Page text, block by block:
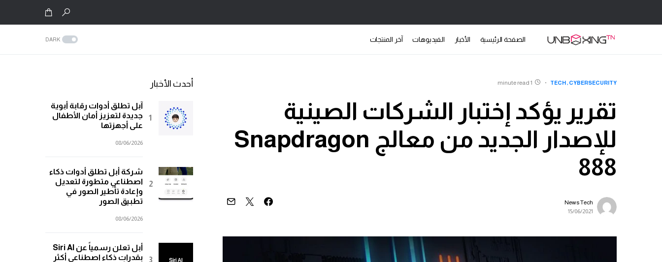
الصفحة الرئيسية الأخبار الفيديوهات آخر المنتجات DARK
CYBERSECURITY
TECH
1 minute read
تقرير يؤكد إختبار الشركات الصينية
للإصدار الجديد من معالج Snapdragon
888
News Tech
15/06/2021
أحدث الأخبار
آبل تطلق أدوات رقابة أبوية
جديدة لتعزيز أمان الأطفال
على أجهزتها
08/06/2026
شركة أبل تطلق أدوات ذكاء
اصطناعي متطورة لتعديل
وإعادة تأطير الصور في
تطبيق الصور
08/06/2026
أبل تعلن رسمياً عن Siri AI
بقدرات ذكاء اصطناعي أكثر